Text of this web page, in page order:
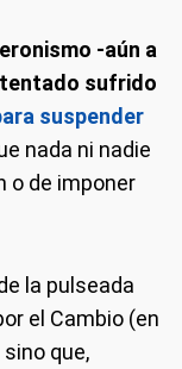
-aún a
sufrido
suspender
nada ni nadie
o de imponer
la pulseada
el Cambio (en
que,